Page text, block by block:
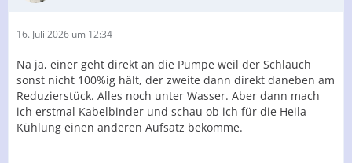
16. Juli 2026 um 12:34
Na ja, einer geht direkt an die Pumpe weil der Schlauch
sonst nicht 100%ig hält, der zweite dann direkt daneben am
Reduzierstück. Alles noch unter Wasser. Aber dann mach
ich erstmal Kabelbinder und schau ob ich für die Heila
Kühlung einen anderen Aufsatz bekomme.